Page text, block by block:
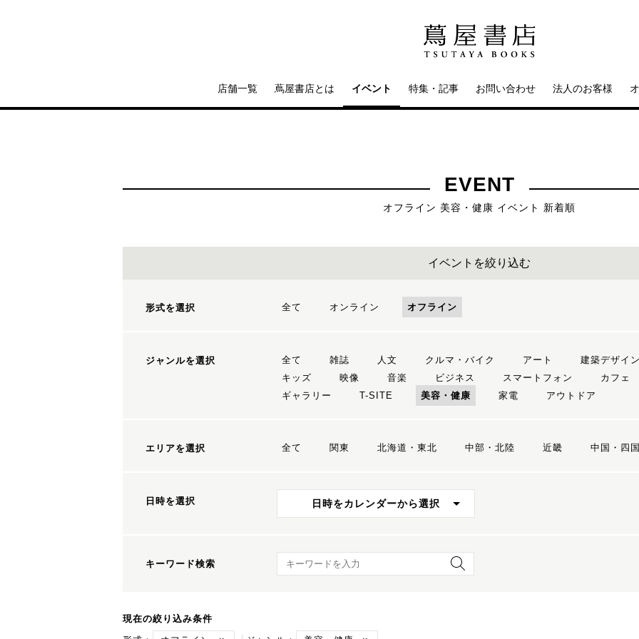
店舗一覧 蔦屋書店とは イベント 特集・記事 お問い合わせ 法人のお客様
EVENT
オフライン 美容・健康 イベント 新着順
イベントを絞り込む
形式を選択 全て オンライン オフライン
ジャンルを選択 全て 雑誌 人文 クルマ・バイク アート 建築デザイン
キッズ
映像 音楽 ビジネス スマートフォン カフェ
ギャラリー
T-SITE 美容・健康 家電 アウトドア
エリアを選択 全て 関東 北海道・東北 中部・北陸 近畿 中国・四国
日時を選択 日時をカレンダーから選択
キーワード検索 キーワード検索
現在の絞り込み条件